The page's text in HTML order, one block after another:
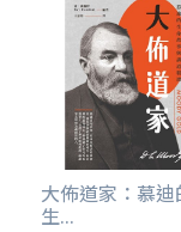
大佈道家：慕迪
生...